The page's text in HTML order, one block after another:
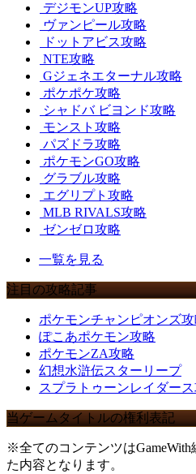
デジモンUP攻略
ヴァンピール攻略
ドットアビス攻略
NTE攻略
Gジェネエターナル攻略
ポケポケ攻略
シャドバ ビヨンド攻略
モンスト攻略
パズドラ攻略
ポケモンGO攻略
グラブル攻略
エグリプト攻略
MLB RIVALS攻略
ゼンゼロ攻略
一覧を見る
注目の攻略記事
ポケモンチャンピオンズ攻
ぽこあポケモン攻略
ポケモンZA攻略
幻想水滸伝スターリープ
スプラトゥーンレイダー
当ゲームタイトルの権利表記
※全てのコンテンツは
た内容となります。